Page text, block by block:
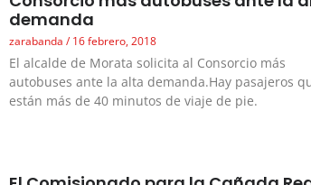
demanda
zarabanda 16 febrero, 2018
El alcalde de Morata solicita al Consorcio más
autobuses ante la alta demanda.Hay pasajeros
están más de 40 minutos de viaje de pie.